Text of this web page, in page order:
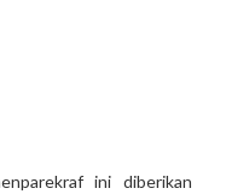
ini diberikan